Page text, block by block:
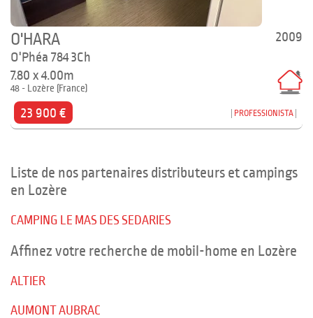
2009
O'HARA
O'Phéa 784 3Ch
7.80 x 4.00m
48 - Lozère (France)
23 900 € PROFESSIONISTA
Liste de nos partenaires distributeurs et campings
en Lozère
CAMPING LE MAS DES SEDARIES
Affinez votre recherche de mobil-home en Lozère
ALTIER
AUMONT AUBRAC